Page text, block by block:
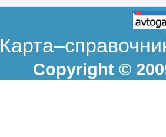
Copyright ©